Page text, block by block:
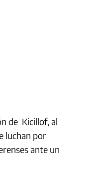
de Kicillof, al
luchan por
ante un